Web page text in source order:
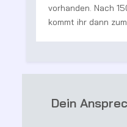
vorhanden. Nach
kommt ihr dann
Dein